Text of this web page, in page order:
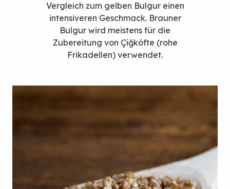
Vergleich zum gelben Bulgur einen
intensiveren Geschmack. Brauner
Bulgur wird meistens für die
Zubereitung von Çiğköfte (rohe
Frikadellen) verwendet.